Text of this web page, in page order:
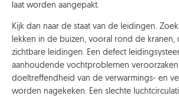
laat worden aangepakt.
Kijk dan naar de staat van de leidingen.
lekken in de buizen, vooral rond de
zichtbare leidingen. Een defect
aanhoudende vochtproblemen
doeltreffendheid van de verwarmings- en
worden nagekeken. Een slechte